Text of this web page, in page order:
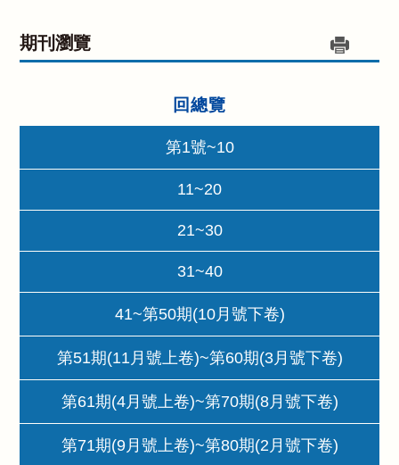
期刊瀏覽
回總覽
第1號~10
11~20
21~30
31~40
41~第50期(10月號下卷)
第51期(11月號上卷)~第60期(3月號下卷)
第61期(4月號上卷)~第70期(8月號下卷)
第71期(9月號上卷)~第80期(2月號下卷)